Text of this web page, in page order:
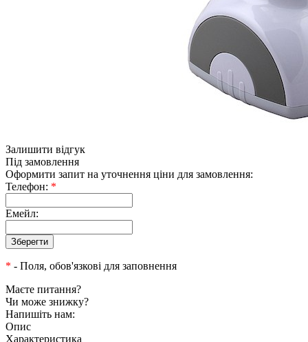
Залишити відгук
Під замовлення
Оформити запит на уточнення ціни для замовлення:
Телефон: *
Емейл:
* - Поля, обов'язкові для заповнення
Маєте питання?
Чи може знижку?
Напишіть нам:
Опис
Характеристика